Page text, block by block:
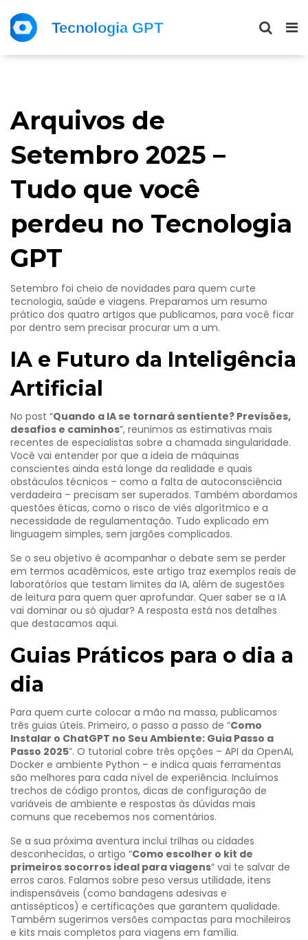
Arquivos de
Setembro 2025 –
Tudo que você
perdeu no Tecnologia
GPT
Setembro foi cheio de novidades para quem curte
tecnologia, saúde e viagens. Preparamos um resumo
prático dos quatro artigos que publicamos, para você ficar
por dentro sem precisar procurar um a um.
IA e Futuro da Inteligência
Artificial
No post “Quando a IA se tornará sentiente? Previsões,
desafios e caminhos”, reunimos as estimativas mais
recentes de especialistas sobre a chamada singularidade.
Você vai entender por que a ideia de máquinas
conscientes ainda está longe da realidade e quais
obstáculos técnicos – como a falta de autoconsciência
verdadeira – precisam ser superados. Também abordamos
questões éticas, como o risco de viés algorítmico e a
necessidade de regulamentação. Tudo explicado em
linguagem simples, sem jargões complicados.
Se o seu objetivo é acompanhar o debate sem se perder
em termos acadêmicos, este artigo traz exemplos reais de
laboratórios que testam limites da IA, além de sugestões
de leitura para quem quer aprofundar. Quer saber se a IA
vai dominar ou só ajudar? A resposta está nos detalhes
que destacamos aqui.
Guias Práticos para o dia a
dia
Para quem curte colocar a mão na massa, publicamos
três guias úteis. Primeiro, o passo a passo de “Como
Instalar o ChatGPT no Seu Ambiente: Guia Passo a
Passo 2025”. O tutorial cobre três opções – API da OpenAI,
Docker e ambiente Python – e indica quais ferramentas
são melhores para cada nível de experiência. Incluímos
trechos de código prontos, dicas de configuração de
variáveis de ambiente e respostas às dúvidas mais
comuns que recebemos nos comentários.
Se a sua próxima aventura inclui trilhas ou cidades
desconhecidas, o artigo “Como escolher o kit de
primeiros socorros ideal para viagens” vai te salvar de
erros caros. Falamos sobre peso versus utilidade, itens
indispensáveis (como bandagens adesivas e
antissépticos) e certificações que garantem qualidade.
Também sugerimos versões compactas para mochileiros
e kits mais completos para viagens em família.